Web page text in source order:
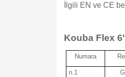
İlgili EN ve CE
Kouba Flex
Numara
n.1